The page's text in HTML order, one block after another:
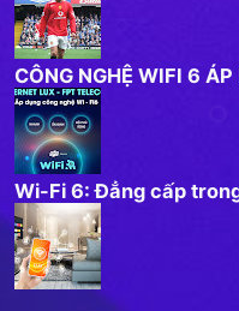
CÔNG NGHỆ WIFI 6
Wi-Fi 6: Đẳng cấp